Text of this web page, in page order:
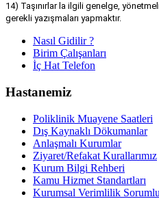
14) Taşınırlar la ilgili genelge,
gerekli yazışmaları yapmaktır.
Nasıl Gidilir ?
Birim Çalışanları
İç Hat Telefon
Hastanemiz
Poliklinik Muayene Saatleri
Dış Kaynaklı Dökumanlar
Anlaşmalı Kurumlar
Ziyaret/Refakat Kurallarımız
Kurum Bilgi Rehberi
Kamu Hizmet Standartları
Kurumsal Verimlilik